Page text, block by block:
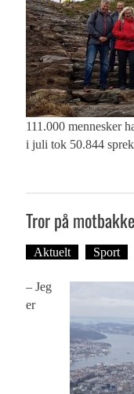
111.000 mennesker
i juli tok 50.844
Tror på
Aktuelt Sport
– Jeg
er